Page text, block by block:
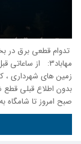
تدوام قطعی برق در
مهاباد۳: از
زمین های شهرداری ،
بدون اطلاع قبلی
صبح‌ امروز تا